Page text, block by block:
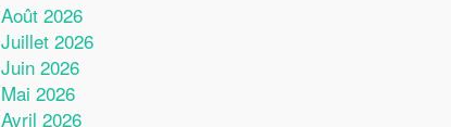
Août 2026
Juillet 2026
Juin 2026
Mai 2026
Avril 2026